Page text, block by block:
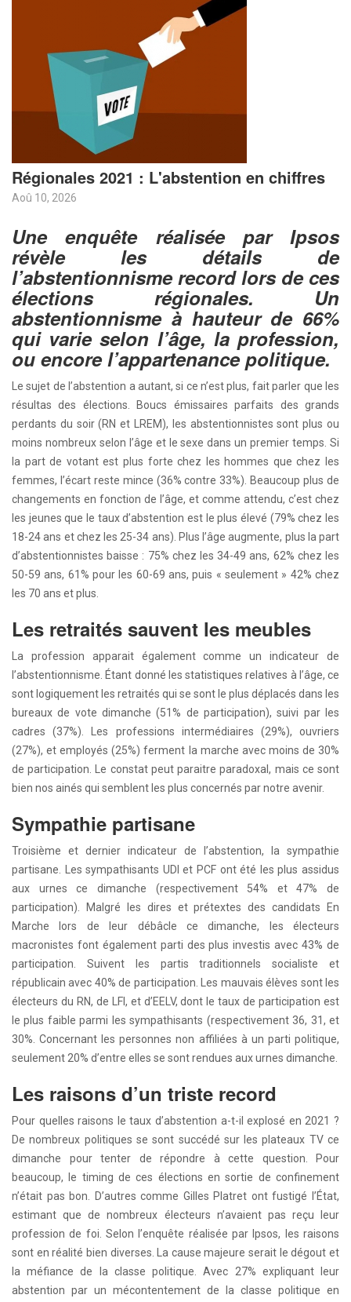
Régionales 2021 : L'abstention en chiffres
Aoû 10, 2026
Une enquête réalisée par Ipsos
révèle les détails de
l’abstentionnisme record lors de ces
élections régionales. Un
abstentionnisme à hauteur de 66%
qui varie selon l’âge, la profession,
ou encore l’appartenance politique.
Le sujet de l’abstention a autant, si ce n’est plus, fait parler que les
résultas des élections. Boucs émissaires parfaits des grands
perdants du soir (RN et LREM), les abstentionnistes sont plus ou
moins nombreux selon l’âge et le sexe dans un premier temps. Si
la part de votant est plus forte chez les hommes que chez les
femmes, l’écart reste mince (36% contre 33%). Beaucoup plus de
changements en fonction de l’âge, et comme attendu, c’est chez
les jeunes que le taux d’abstention est le plus élevé (79% chez les
18-24 ans et chez les 25-34 ans). Plus l’âge augmente, plus la part
d’abstentionnistes baisse : 75% chez les 34-49 ans, 62% chez les
50-59 ans, 61% pour les 60-69 ans, puis « seulement » 42% chez
les 70 ans et plus.
Les retraités sauvent les meubles
La profession apparait également comme un indicateur de
l’abstentionnisme. Étant donné les statistiques relatives à l’âge, ce
sont logiquement les retraités qui se sont le plus déplacés dans les
bureaux de vote dimanche (51% de participation), suivi par les
cadres (37%). Les professions intermédiaires (29%), ouvriers
(27%), et employés (25%) ferment la marche avec moins de 30%
de participation. Le constat peut paraitre paradoxal, mais ce sont
bien nos ainés qui semblent les plus concernés par notre avenir.
Sympathie partisane
Troisième et dernier indicateur de l’abstention, la sympathie
partisane. Les sympathisants UDI et PCF ont été les plus assidus
aux urnes ce dimanche (respectivement 54% et 47% de
participation). Malgré les dires et prétextes des candidats En
Marche lors de leur débâcle ce dimanche, les électeurs
macronistes font également parti des plus investis avec 43% de
participation. Suivent les partis traditionnels socialiste et
républicain avec 40% de participation. Les mauvais élèves sont les
électeurs du RN, de LFI, et d’EELV, dont le taux de participation est
le plus faible parmi les sympathisants (respectivement 36, 31, et
30%. Concernant les personnes non affiliées à un parti politique,
seulement 20% d’entre elles se sont rendues aux urnes dimanche.
Les raisons d’un triste record
Pour quelles raisons le taux d’abstention a-t-il explosé en 2021 ?
De nombreux politiques se sont succédé sur les plateaux TV ce
dimanche pour tenter de répondre à cette question. Pour
beaucoup, le timing de ces élections en sortie de confinement
n’était pas bon. D’autres comme Gilles Platret ont fustigé l’État,
estimant que de nombreux électeurs n’avaient pas reçu leur
profession de foi. Selon l’enquête réalisée par Ipsos, les raisons
sont en réalité bien diverses. La cause majeure serait le dégout et
la méfiance de la classe politique. Avec 27% expliquant leur
abstention par un mécontentement de la classe politique en